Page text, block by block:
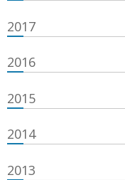
2017
2016
2015
2014
2013